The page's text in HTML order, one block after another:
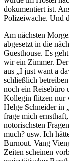
dokumentiert ist.
Polizeiwache. Und
Am nächsten
abgesetzt in die
Guesthouse. Es
wir ein Zimmer. Der
aus „I just want a
schließlich
noch ein Reisebüro
Kollegin flitzen nur
Helge Schneider in
frage mich
notorischsten
much? usw. Ich
Burnout. Vang
Zeiten scheinen